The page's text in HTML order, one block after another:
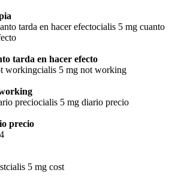
cialis 5 mg cuanto
tarda en hacer efecto
cialis 5 mg not working
cialis 5 mg diario precio
precio
cialis 5 mg cost